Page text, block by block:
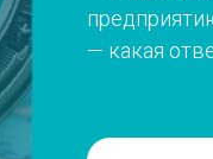
— какая